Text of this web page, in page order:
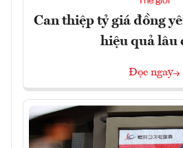
Can thiệp tỷ giá đồng
hiệu quả lâu
Đọc ngay